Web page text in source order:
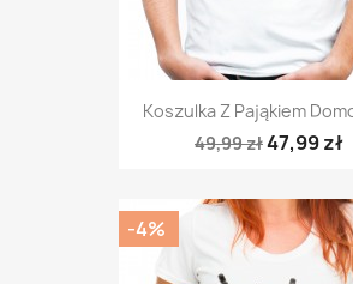
Koszulka Z Pająkiem
49,99 zł47,99 zł
-4%